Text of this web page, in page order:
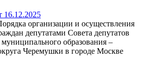
16.12.2025
организации и осуществления
депутатами Совета депутатов
образования –
Черемушки в городе Москве